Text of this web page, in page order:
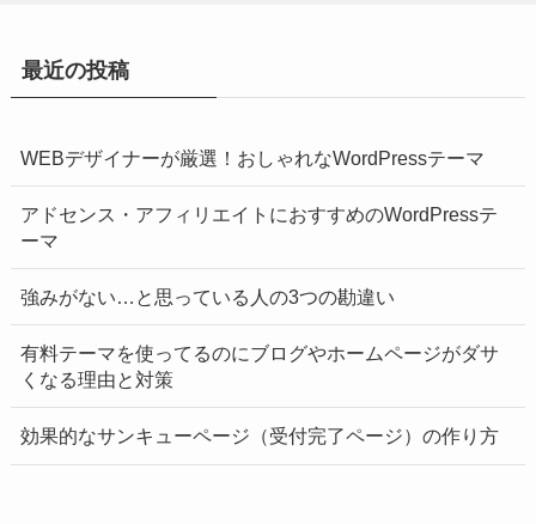
最近の投稿
WEBデザイナーが厳選！おしゃれなWordPressテーマ
アドセンス・アフィリエイトにおすすめのWordPressテ
ーマ
強みがない…と思っている人の3つの勘違い
有料テーマを使ってるのにブログやホームページがダサ
くなる理由と対策
効果的なサンキューページ（受付完了ページ）の作り方